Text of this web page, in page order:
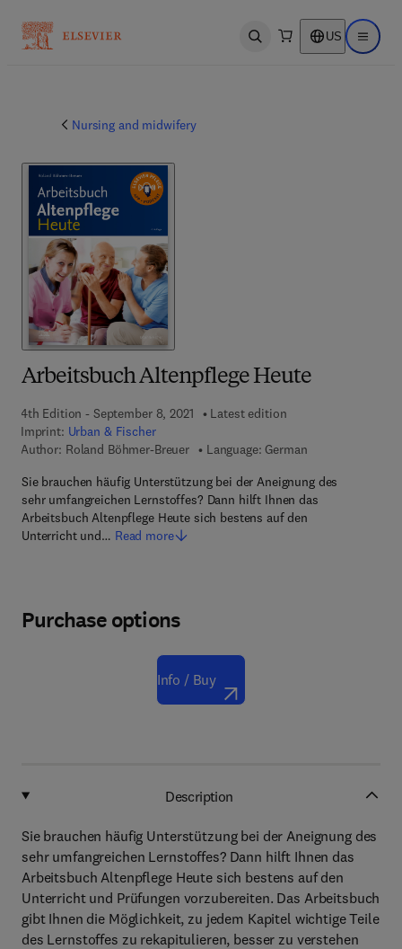
Open search US Open
Nursing and midwifery
Arbeitsbuch Altenpflege Heute
4th Edition - September 8, 2021
Latest edition
Imprint: Urban & Fischer
Author: Roland Böhmer-Breuer
Language: German
Sie brauchen häufig Unterstützung bei der Aneignung des
sehr umfangreichen Lernstoffes? Dann hilft Ihnen das
Arbeitsbuch Altenpflege Heute sich bestens auf den
Unterricht und… Read more
Purchase options
Info / Buy
Description
Sie brauchen häufig Unterstützung bei der Aneignung des
sehr umfangreichen Lernstoffes? Dann hilft Ihnen das
Arbeitsbuch Altenpflege Heute sich bestens auf den
Unterricht und Prüfungen vorzubereiten. Das Arbeitsbuch
gibt Ihnen die Möglichkeit, zu jedem Kapitel wichtige Teile
des Lernstoffes zu rekapitulieren, besser zu verstehen